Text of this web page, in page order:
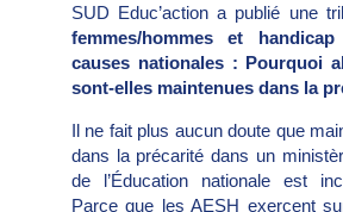
SUD Educ’action a publié une
femmes/hommes et
causes nationales : Pourquoi
sont-elles maintenues dans la
Il ne fait plus aucun doute que
dans la précarité dans un
de l’Éducation nationale est
Parce que les AESH exercent